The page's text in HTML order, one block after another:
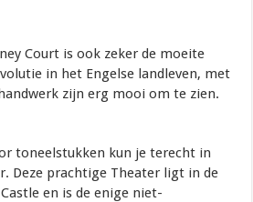
Court is ook zeker de moeite
in het Engelse landleven, met
zijn erg mooi om te zien.
toneelstukken kun je terecht in
Deze prachtige Theater ligt in de
en is de enige niet-